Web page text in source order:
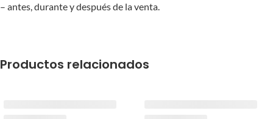
– antes, durante y después de la venta.
Productos relacionados